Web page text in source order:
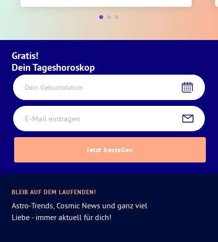
Gratis!
Dein Tageshoroskop
Dein Geburtsdatum
Jetzt bestellen
BLEIB AUF DEM LAUFENDEN!
Astro-Trends, Cosmic News und ganz viel
Liebe - immer aktuell für dich!